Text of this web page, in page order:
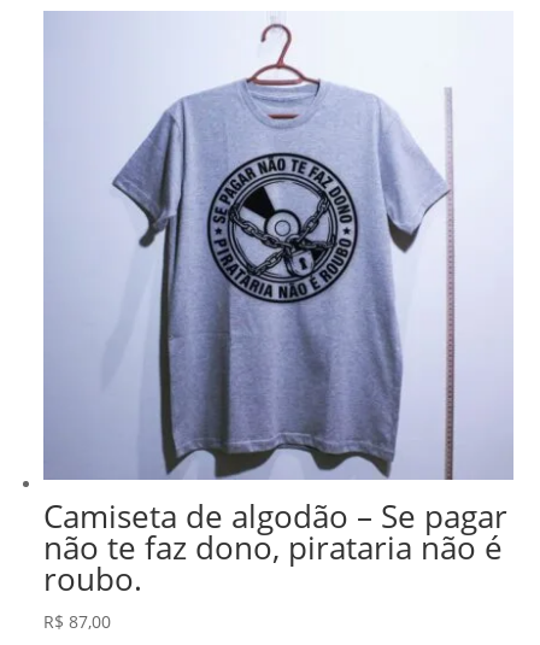
Camiseta de algodão – Se pagar
não te faz dono, pirataria não é
roubo.
R$ 87,00